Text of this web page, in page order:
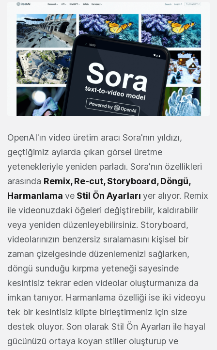
OpenAI'ın video üretim aracı Sora'nın yıldızı,
geçtiğimiz aylarda çıkan görsel üretme
yetenekleriyle yeniden parladı. Sora'nın özellikleri
arasında Remix, Re-cut, Storyboard, Döngü,
Harmanlama ve Stil Ön Ayarları yer alıyor. Remix
ile videonuzdaki öğeleri değiştirebilir, kaldırabilir
veya yeniden düzenleyebilirsiniz. Storyboard,
videolarınızın benzersiz sıralamasını kişisel bir
zaman çizelgesinde düzenlemenizi sağlarken,
döngü sunduğu kırpma yeteneği sayesinde
kesintisiz tekrar eden videolar oluşturmanıza da
imkan tanıyor. Harmanlama özelliği ise iki videoyu
tek bir kesintisiz klipte birleştirmeniz için size
destek oluyor. Son olarak Stil Ön Ayarları ile hayal
gücünüzü ortaya koyan stiller oluşturup ve